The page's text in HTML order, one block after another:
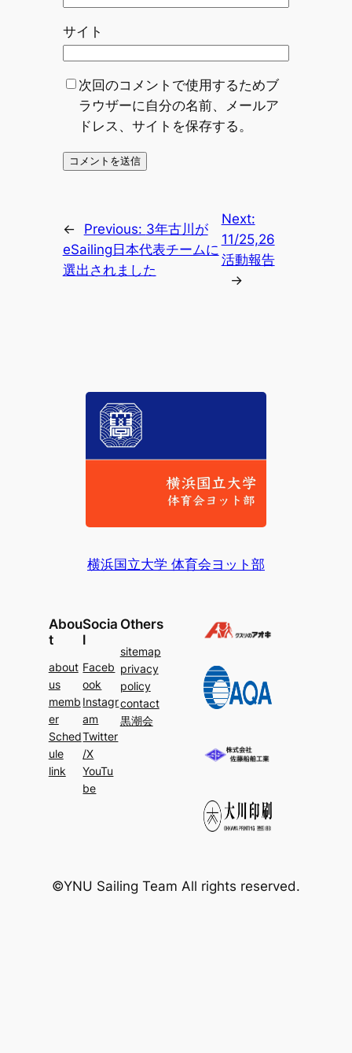
サイト
次回のコメントで使用するためブ
ラウザーに自分の名前、メールア
ドレス、サイトを保存する。
← Previous: 3年古川が
eSailing日本代表チームに
選出されました
Next:
11/25,26
活動報告
→
横浜国立大学 体育会ヨット部
Abou
t
about
us
memb
er
Sched
ule
link
Socia
l
Faceb
ook
Instagr
am
Twitter
/X
YouTu
be
Others
sitemap
privacy
policy
contact
黒潮会
©YNU Sailing Team All rights reserved.